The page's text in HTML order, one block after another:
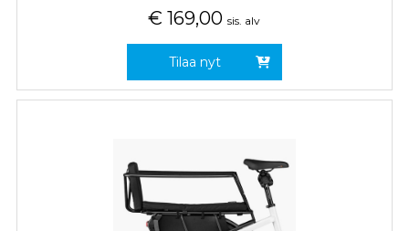
€ 169,00 sis. alv
Tilaa nyt